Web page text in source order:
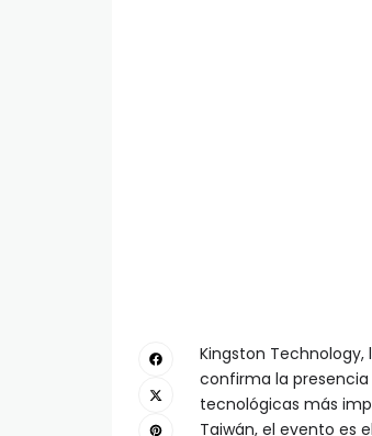
Kingston
confirma la
tecnológicas más
Taiwán, el evento es